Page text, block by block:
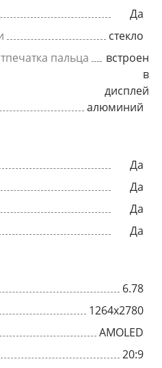
Да
стекло
пальца
встроен
в
дисплей
алюминий
Да
Да
Да
Да
6.78
1264x2780
AMOLED
20:9